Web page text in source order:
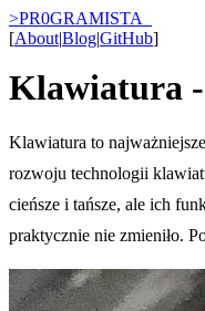
>PR0GRAMISTA
[About|Blog|GitHub]
Klawiatura
Klawiatura to
rozwoju technologii
cieńsze i tańsze, ale ich
praktycznie nie zmieniło.